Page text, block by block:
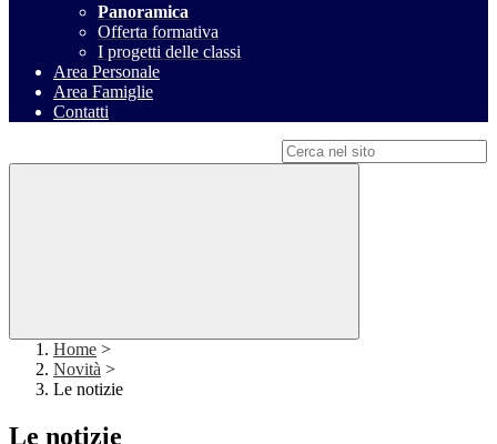
Panoramica
Offerta formativa
I progetti delle classi
Area Personale
Area Famiglie
Contatti
Home >
Novità >
Le notizie
Le notizie